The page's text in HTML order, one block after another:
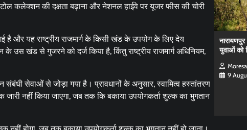
कलेक्शन की दक्षता बढ़ाना और नेशनल हाईवे पर यूजर फीस की चोरी
है और यह राष्ट्रीय राजमार्ग के किसी खंड के उपयोग के लिए देय
उस खंड से गुजरने को दर्ज किया है, किंतु राष्ट्रीय राजमार्ग अधिनियम,
सेवाओं से जोड़ा गया है। प्रावधानों के अनुसार, स्वामित्व हस्तांतरण
नहीं किया जाएगा, जब तक कि बकाया उपयोगकर्ता शुल्क का भुगतान
युवाओं को
9